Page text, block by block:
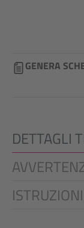
GENERA
DETTAGLI